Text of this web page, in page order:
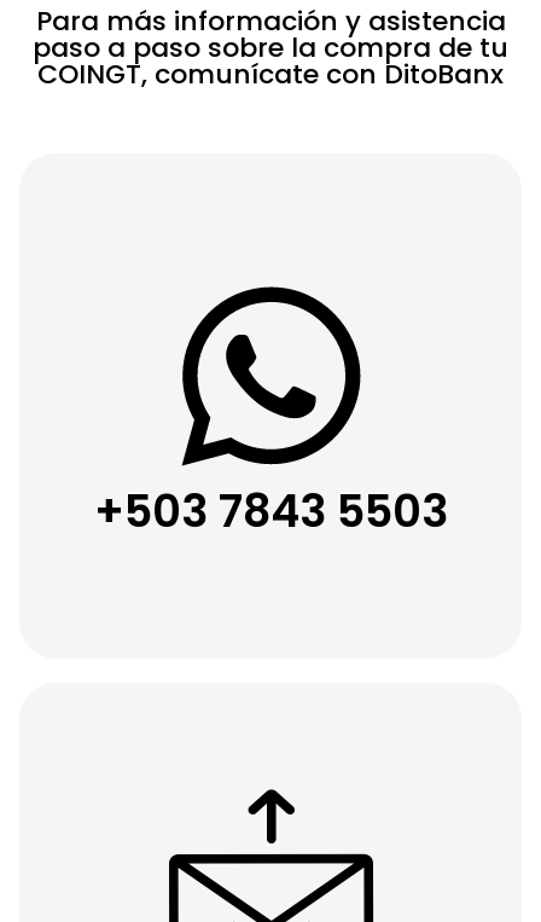
Para más información y asistencia
paso a paso sobre la compra de tu
COINGT, comunícate con DitoBanx
+503 7843 5503